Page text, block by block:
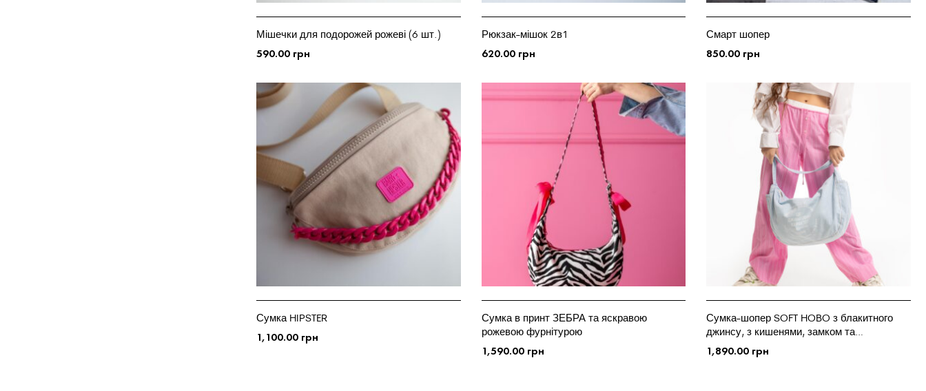
Мішечки для подорожей рожеві (6 шт.)
590.00 грн
Рюкзак-мішок 2в1
620.00 грн
Смарт шопер
850.00 грн
Сумка HIPSTER
1,100.00 грн
Сумка в принт ЗЕБРА та яскравою
рожевою фурнітурою
1,590.00 грн
Сумка-шопер SOFT HOBO з блакитного
джинсу, з кишенями, замком та
брендованим логотипом
1,890.00 грн